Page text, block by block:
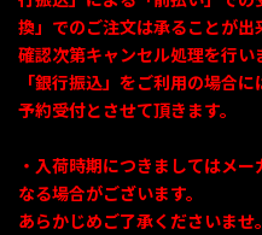
換」でのご注文は承ることが出
確認次第キャンセル処理を行い
「銀行振込」をご利用の場合
予約受付とさせて頂きます。
・入荷時期につきましてはメ
なる場合がございます。
あらかじめご了承くださいませ。